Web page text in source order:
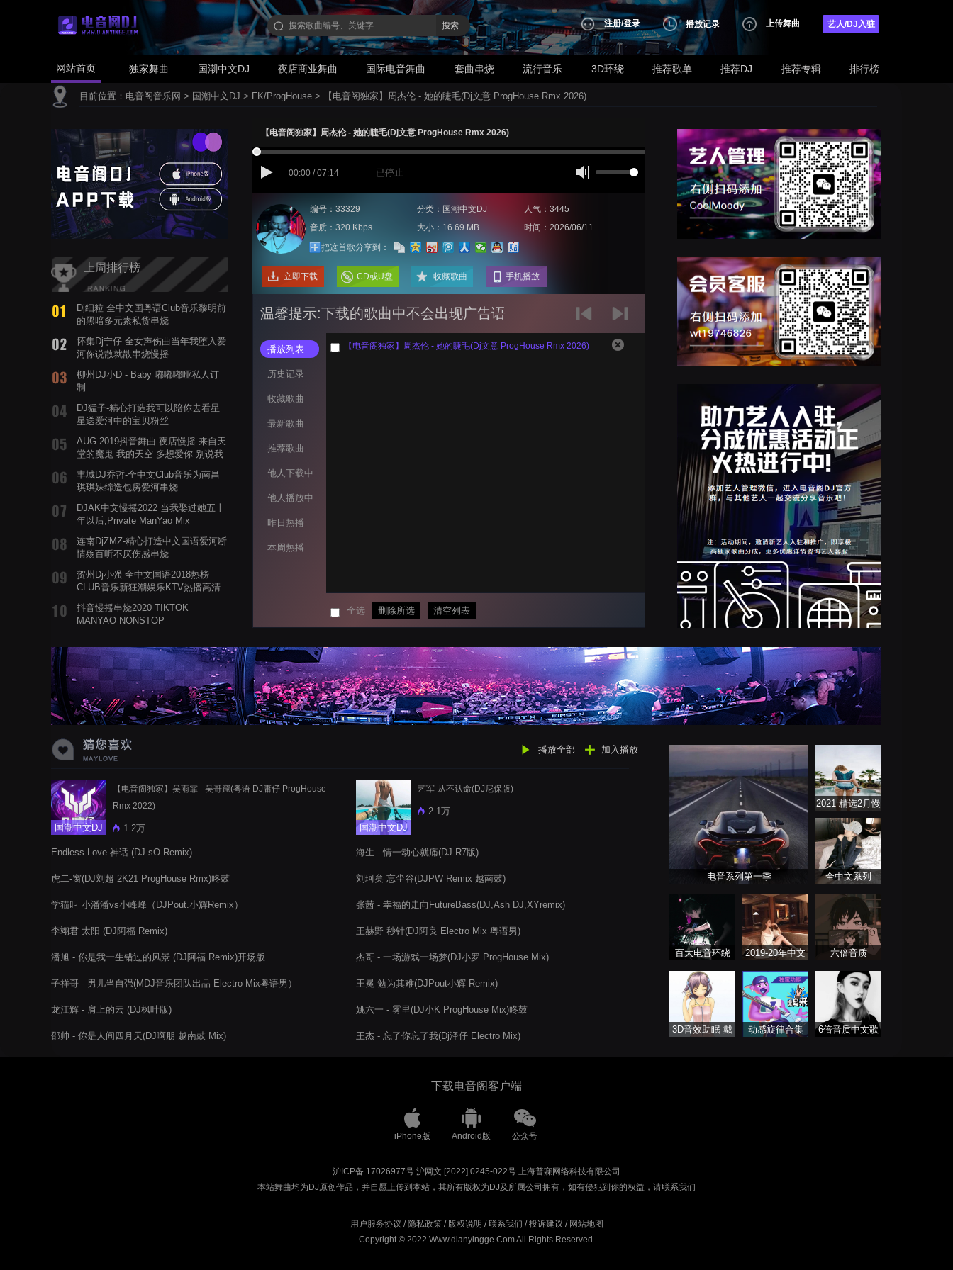
搜索 注册/登录 播放记录 上传舞曲 艺人/DJ入驻
网站首页 独家舞曲 国潮中文DJ 夜店商业舞曲 国际电音舞曲 套曲串烧 流行音乐 3D环绕 推荐歌单 推荐DJ 推荐专辑 排行榜
目前位置： 电音阁音乐网 > 国潮中文DJ > FK/ProgHouse > 【电音阁独家】周杰伦 - 她的睫毛(Dj文意 ProgHouse Rmx 2026)
上周排行榜
Dj细粒 全中文国粤语Club音乐黎明前
的黑暗多元素私货串烧
怀集Dj宁仔-全女声伤曲当年我堕入爱
河你说散就散串烧慢摇
柳州DJ小D - Baby 嘟嘟嘟哑私人订
制
DJ猛子-精心打造我可以陪你去看星
星送爱河中的宝贝粉丝
AUG 2019抖音舞曲 夜店慢摇 来自天
堂的魔鬼 我的天空 多想爱你 别说我
丰城DJ乔哲-全中文Club音乐为南昌
琪琪妹缔造包房爱河串烧
DJAK中文慢摇2022 当我娶过她五十
年以后,Private ManYao Mix
连南DjZMZ-精心打造中文国语爱河断
情殇百听不厌伤感串烧
贺州Dj小强-全中文国语2018热榜
CLUB音乐新狂潮娱乐KTV热播高清
抖音慢摇串烧2020 TIKTOK
MANYAO NONSTOP
蝉爸爸妈妈爱存在夏天的风是想你的
声音啊
【电音阁独家】周杰伦 - 她的睫毛(Dj文意 ProgHouse Rmx 2026)
00:00 / 07:14 已停止
编号：33329 分类：国潮中文DJ
人气：3445
音质：320 Kbps
大小：16.69 MB
时间：2026/06/11
把这首歌分享到：
立即下载 CD或U盘 收藏歌曲 手机播放
温馨提示:下载的歌曲中不会出现广告语
播放列表
历史记录
收藏歌曲
最新歌曲
推荐歌曲
他人下载中
他人播放中
昨日热播
本周热播
【电音阁独家】周杰伦 - 她的睫毛(Dj文意 ProgHouse Rmx 2026)
全选 删除所选 清空列表
播放全部 加入播放
国潮中文DJ
【电音阁独家】吴雨霏 - 吴哥窟(粤语 DJ庸仔 ProgHouse
Rmx 2022)
1.2万
Endless Love 神话 (DJ sO Remix)
虎二-窗(DJ刘超 2K21 ProgHouse Rmx)咚鼓
学猫叫 小潘潘vs小峰峰（DJPout.小辉Remix）
李翊君 太阳 (DJ阿福 Remix)
潘旭 - 你是我一生错过的风景 (DJ阿福 Remix)开场版
子祥哥 - 男儿当自强(MDJ音乐团队出品 Electro Mix粤语男）
龙江辉 - 肩上的云 (DJ枫叶版)
邵帅 - 你是人间四月天(DJ啊朋 越南鼓 Mix)
国潮中文DJ
艺军-从不认命(DJ尼保版)
2.1万
海生 - 情一动心就痛(DJ R7版)
刘珂矣 忘尘谷(DJPW Remix 越南鼓)
张茜 - 幸福的走向FutureBass(DJ,Ash DJ,XYremix)
王赫野 秒针(DJ阿良 Electro Mix 粤语男)
杰哥 - 一场游戏一场梦(DJ小罗 ProgHouse Mix)
王冕 勉为其难(DJPout小辉 Remix)
姚六一 - 雾里(DJ小K ProgHouse Mix)咚鼓
王杰 - 忘了你忘了我(Dj泽仔 Electro Mix)
电音系列第一季
2021 精选2月慢
歌连版音乐串烧
全中文系列
百大电音环绕
2019-20年中文
六倍音质
3D音效助眠 戴
动感旋律合集
6倍音质中文歌
下载电音阁客户端
iPhone版 Android版 公众号
沪ICP备 17026977号 沪网文 [2022] 0245-022号 上海普寐网络科技有限公司
本站舞曲均为DJ原创作品，并自愿上传到本站，其所有版权为DJ及所属公司拥有，如有侵犯到你的权益，请联系我们
用户服务协议 / 隐私政策/ 版权说明 /联系我们 /投诉建议 / 网站地图
Copyright © 2022 Www.dianyingge.Com All Rights Reserved.